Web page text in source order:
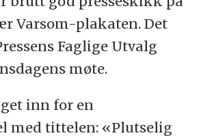
Varsom-plakaten. Det
Faglige Utvalg
møte.
inn for en
med tittelen: «Plutselig